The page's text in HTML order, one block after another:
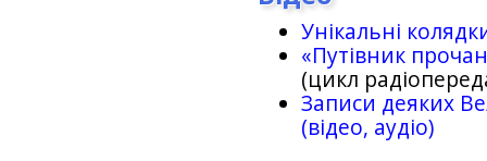
Унікальні
«Путівник
(цикл
Записи деяких
(відео, аудіо)